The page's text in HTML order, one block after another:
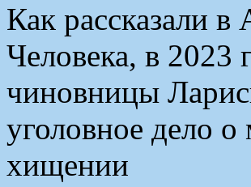
Как рассказали
Человека, в 2023
чиновницы
уголовное дело
хищении